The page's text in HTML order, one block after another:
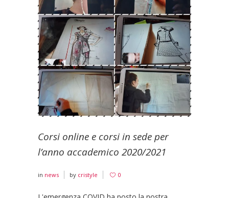
Corsi online e corsi in sede per
l’anno accademico 2020/2021
in news by cristyle 0